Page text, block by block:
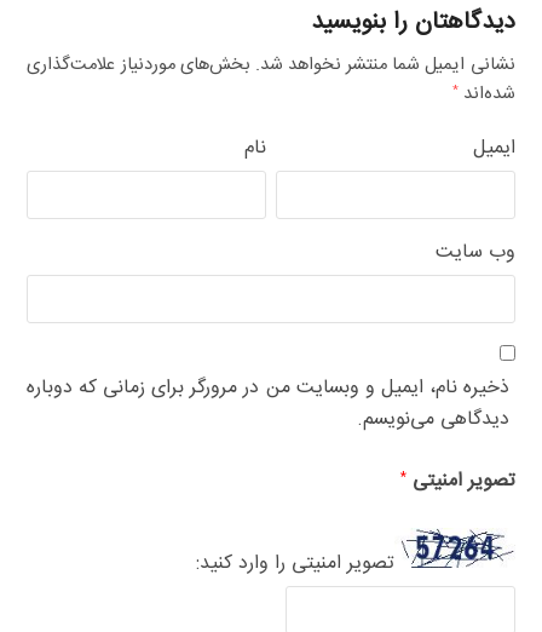
دیدگاهتان را بنویسید
نشانی ایمیل شما منتشر نخواهد شد. بخش‌های موردنیاز علامت‌گذاری
شده‌اند*
نام ایمیل
وب‌ سایت
ذخیره نام، ایمیل و وبسایت من در مرورگر برای زمانی که دوباره
دیدگاهی می‌نویسم.
تصویر امنیتی*
تصویر امنیتی را وارد کنید: